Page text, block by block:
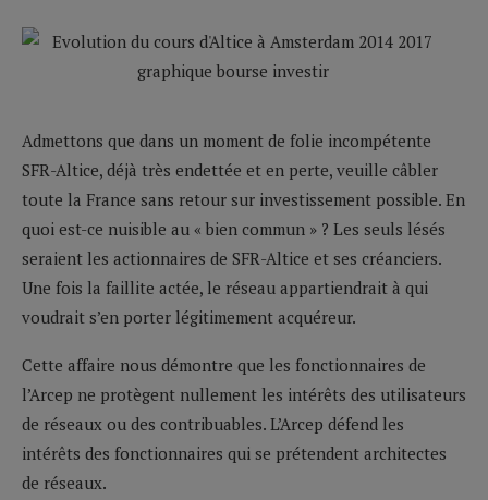
Admettons que dans un moment de folie incompétente
SFR-Altice, déjà très endettée et en perte, veuille câbler
toute la France sans retour sur investissement possible. En
quoi est-ce nuisible au « bien commun » ? Les seuls lésés
seraient les actionnaires de SFR-Altice et ses créanciers.
Une fois la faillite actée, le réseau appartiendrait à qui
voudrait s’en porter légitimement acquéreur.
Cette affaire nous démontre que les fonctionnaires de
l’Arcep ne protègent nullement les intérêts des utilisateurs
de réseaux ou des contribuables. L’Arcep défend les
intérêts des fonctionnaires qui se prétendent architectes
de réseaux.